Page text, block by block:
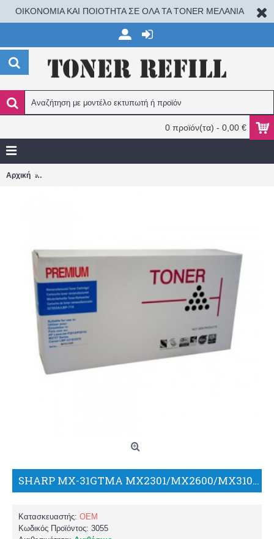
ΟΙΚΟΝΟΜΙΑ ΚΑΙ ΠΟΙΟΤΗΤΑ ΣΕ ΟΛΑ ΤΑ TONER ΜΕΛΑΝΙΑ
0 προϊόν(τα) - 0,00 €
Αρχική
SHARP MX-31GTMA MX2301/MX2600/MX3100/MX4100/MX5000/MX5100 ΣΥΜΒΑΤΟ TONER/TH
Κατασκευαστής: OEM
Κωδικός Προϊόντος: 3055